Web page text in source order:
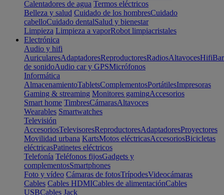
Calentadores de agua Termos eléctricos
Belleza y salud Cuidado de los hombresCuidado
cabelloCuidado dentalSalud y bienestar
Limpieza Limpieza a vaporRobot limpiacristales
Electrónica
Audio y hifi
AuricularesAdaptadoresReproductoresRadiosAltavocesHifi
de sonidoAudio car y GPSMicrófonos
Informática
AlmacenamientoTabletsComplementosPortátilesImpresoras
Gaming & streaming Monitores gamingAccesorios
Smart home TimbresCámarasAltavoces
Wearables Smartwatches
Televisión
AccesoriosTelevisoresReproductoresAdaptadoresProyectores
Movilidad urbana KartsMotos eléctricasAccesoriosBicicletas
eléctricasPatinetes eléctricos
Telefonía Teléfonos fijosGadgets y
complementosSmartphones
Foto y vídeo Cámaras de fotosTrípodesVideocámaras
Cables Cables HDMICables de alimentaciónCables
USBCables Jack